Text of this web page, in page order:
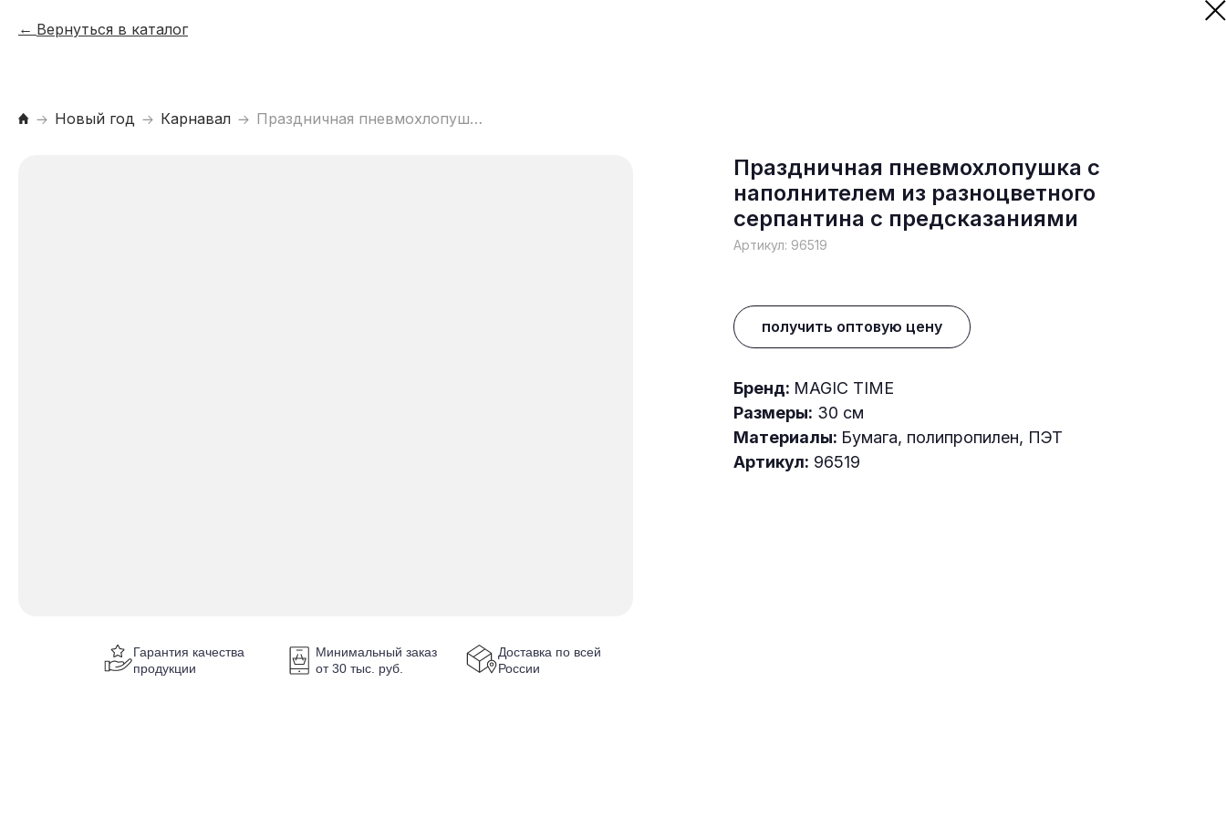
Вернуться в каталог
Новый год Карнавал Праздничная пневмохлопушка с наполнителем из разноцветного серпантина с предсказаниями
Праздничная пневмохлопушка с
наполнителем из разноцветного
серпантина с предсказаниями
Артикул: 96519
получить оптовую цену
Бренд: MAGIC TIME
Размеры: 30 см
Материалы: Бумага, полипропилен, ПЭТ
Артикул: 96519
Гарантия качества
продукции
Минимальный заказ
от 30 тыс. руб.
Доставка по всей
России